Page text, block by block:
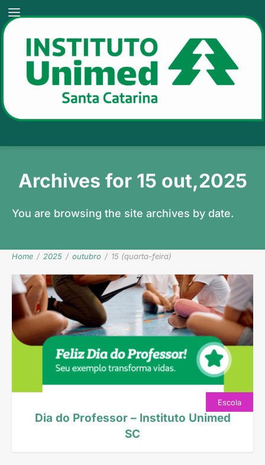
Archives for 15 out,2025
You are browsing the site archives by date.
Home / 2025 / outubro / 15 (quarta-feira)
Escola
Dia do Professor – Instituto Unimed
SC